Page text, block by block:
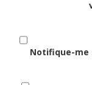
Notifique-me